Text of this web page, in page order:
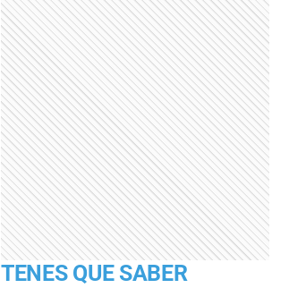
TENES QUE SABER